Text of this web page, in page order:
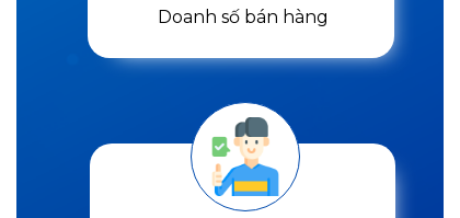
Doanh số bán hàng